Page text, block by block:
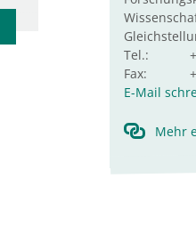
Tel.:
Fax:
E-Mail
Mehr